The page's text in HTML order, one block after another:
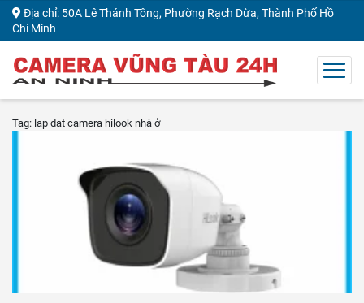
Địa chỉ: 50A Lê Thánh Tông, Phường Rạch Dừa, Thành Phố Hồ
Chí Minh
Tag: lap dat camera hilook nhà ở